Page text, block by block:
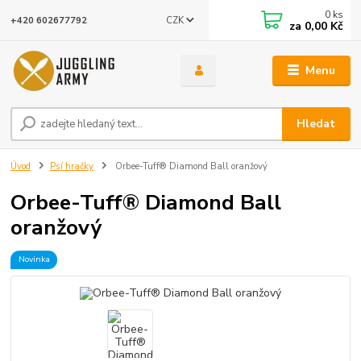
Menu
CZK
Hledat
+420 602677792 0 ks
za 0,00 Kč
Úvod Psí hračky Orbee-Tuff® Diamond Ball oranžový
Orbee-Tuff® Diamond Ball
oranžový
Novinka